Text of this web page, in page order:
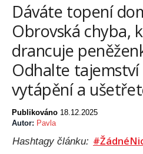
Dáváte topení
Obrovská chyba,
drancuje
Odhalte
vytápění a
Publikováno 18.12.2025
Autor: Pavla
Hashtagy článku: